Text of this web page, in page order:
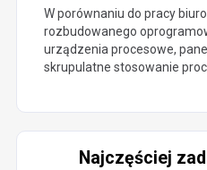
W porównaniu do pracy
rozbudowanego
urządzenia procesowe,
skrupulatne stosowanie
Najczęściej